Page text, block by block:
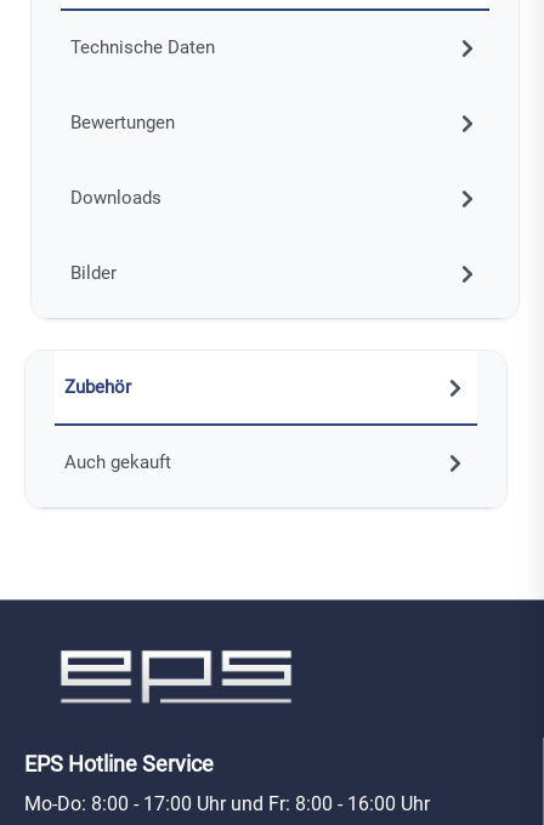
Technische Daten
Bewertungen
Downloads
Bilder
Zubehör
Auch gekauft
EPS Hotline Service
Mo-Do: 8:00 - 17:00 Uhr und Fr: 8:00 - 16:00 Uhr